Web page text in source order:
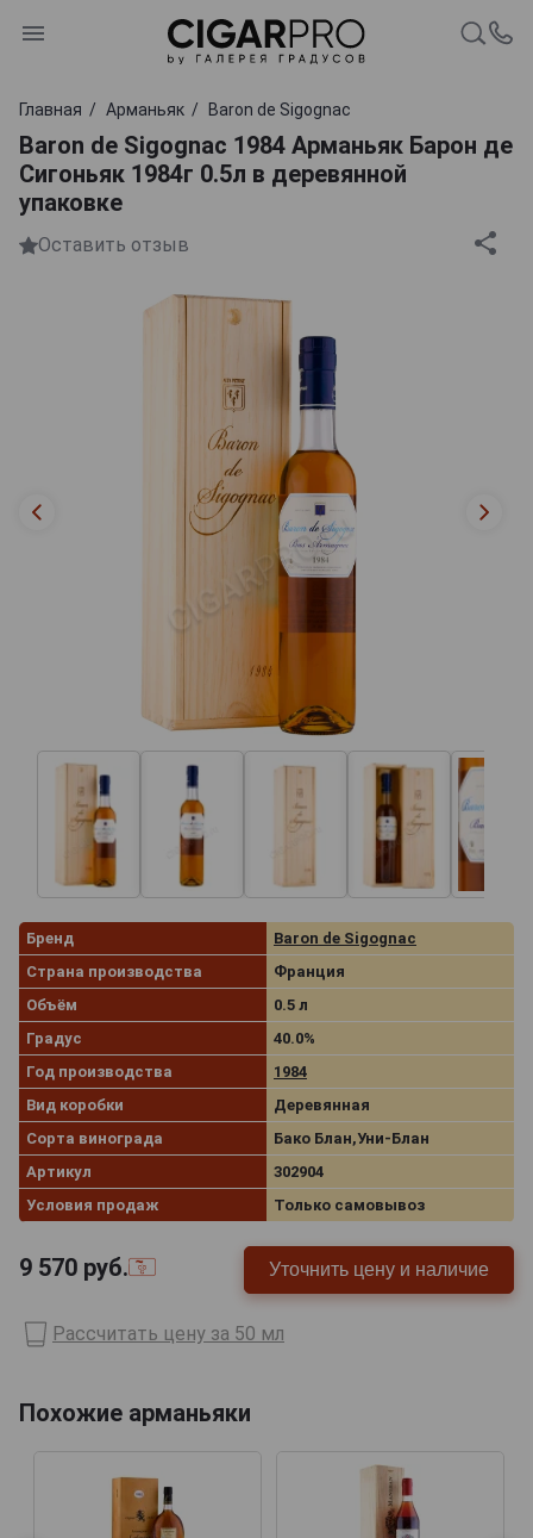
Главная Арманьяк Baron de Sigognac
Baron de Sigognac 1984 Арманьяк Барон де
Сигоньяк 1984г 0.5л в деревянной
упаковке
Оставить отзыв
Бренд
Baron de Sigognac
Страна производства
Франция
Объём
0.5 л
Градус
40.0%
Год производства
1984
Вид коробки
Деревянная
Сорта винограда
Бако Блан,Уни-Блан
Артикул
302904
Условия продаж
Только самовывоз
9 570 руб. Уточнить цену и наличие
Рассчитать цену за 50 мл
Похожие арманьяки